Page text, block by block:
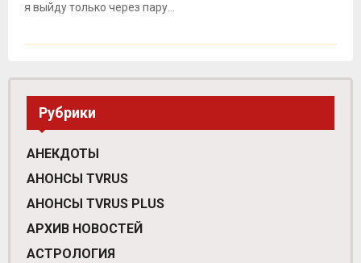
я выйду только через пару...
Рубрики
АНЕКДОТЫ
АНОНСЫ TVRUS
АНОНСЫ TVRUS PLUS
АРХИВ НОВОСТЕЙ
АСТРОЛОГИЯ